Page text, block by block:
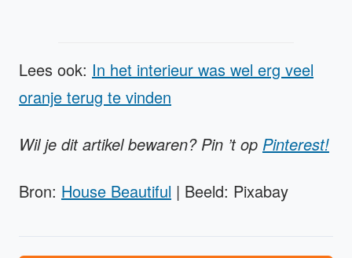
Lees ook: In het interieur was wel erg veel
oranje terug te vinden
Wil je dit artikel bewaren? Pin ’t op Pinterest!
Bron: House Beautiful | Beeld: Pixabay